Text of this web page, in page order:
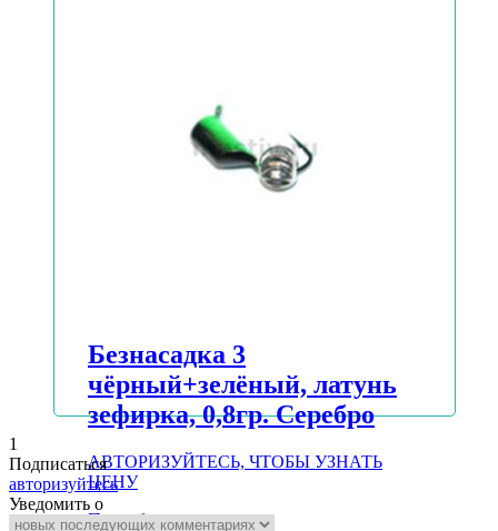
Безнасадка 3
чёрный+зелёный, латунь
зефирка, 0,8гр. Серебро
АВТОРИЗУЙТЕСЬ, ЧТОБЫ УЗНАТЬ
ЦЕНУ
Подробнее
1
Подписаться
авторизуйтесь
Уведомить о